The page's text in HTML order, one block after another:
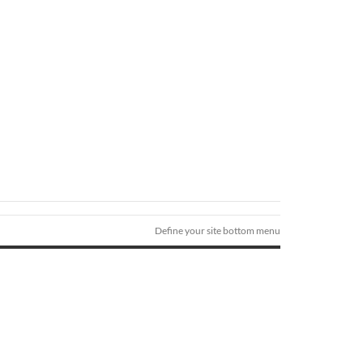
Define your site bottom menu